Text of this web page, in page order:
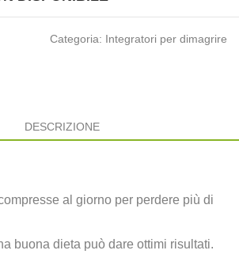
Categoria: Integratori per dimagrire
DESCRIZIONE
al giorno per perdere più di
buona dieta può dare ottimi risultati.